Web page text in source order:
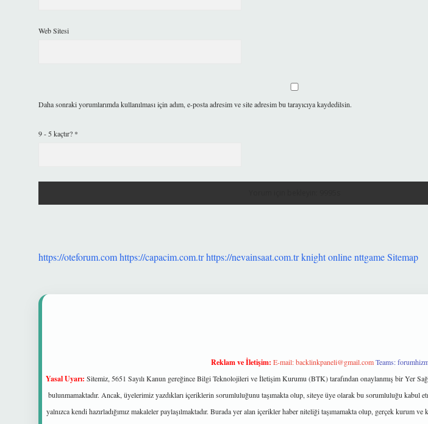
Web Sitesi
Daha sonraki yorumlarımda kullanılması için adım, e-posta adresim ve site adresim bu tarayıcıya kaydedilsin.
9 - 5 kaçtır? *
https://oteforum.comhttps://capacim.com.trhttps://nevainsaat.com.trknight onlinenttgameSitemap
Reklam ve İletişim: E-mail:backlinkpaneli@gmail.comTeams:
Yasal Uyarı: Sitemiz, 5651 Sayılı Kanun gereğince Bilgi Teknolojileri ve İletişim Kurumu (BTK) tarafından onaylanmış bir Yer
bulunmamaktadır. Ancak, üyelerimiz yazdıkları içeriklerin sorumluluğunu taşımakta olup, siteye üye olarak bu sorumluluğu kabul
yalnızca kendi hazırladığımız makaleler paylaşılmaktadır. Burada yer alan içerikler haber niteliği taşımamakta olup, gerçek